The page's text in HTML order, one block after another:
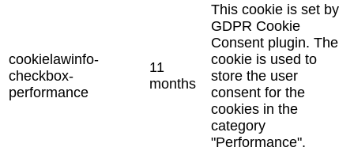
cookielawinfo-
checkbox-
performance
11
months
This cookie is set by
GDPR Cookie
Consent plugin. The
cookie is used to
store the user
consent for the
cookies in the
category
"Performance".